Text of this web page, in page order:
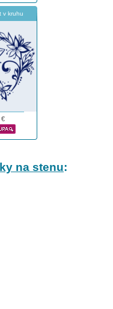
v kruhu
€
na stenu: